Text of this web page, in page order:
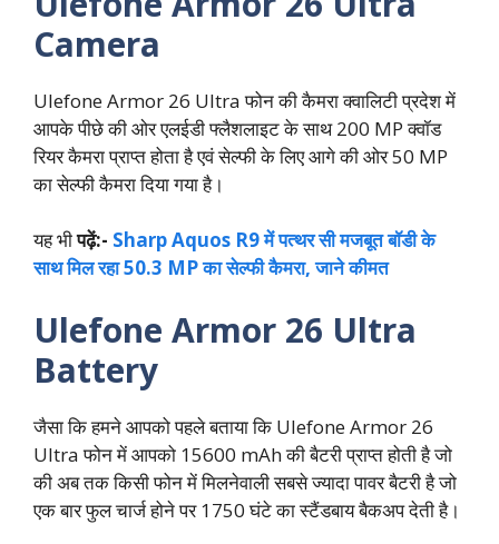
Camera
Ulefone Armor 26 Ultra फोन की कैमरा क्वालिटी प्रदेश में
आपके पीछे की ओर एलईडी फ्लैशलाइट के साथ 200 MP क्वॉड
रियर कैमरा प्राप्त होता है एवं सेल्फी के लिए आगे की ओर 50 MP
का सेल्फी कैमरा दिया गया है।
यह भीपढ़ें:- Sharp Aquos R9 में पत्थर सी मजबूत बॉडी के
साथ मिल रहा 50.3 MP का सेल्फी कैमरा, जाने कीमत
Ulefone Armor 26 Ultra
Battery
जैसा कि हमने आपको पहले बताया कि Ulefone Armor 26
Ultra फोन में आपको 15600 mAh की बैटरी प्राप्त होती है जो
की अब तक किसी फोन में मिलनेवाली सबसे ज्यादा पावर बैटरी है जो
एक बार फुल चार्ज होने पर 1750 घंटे का स्टैंडबाय बैकअप देती है।